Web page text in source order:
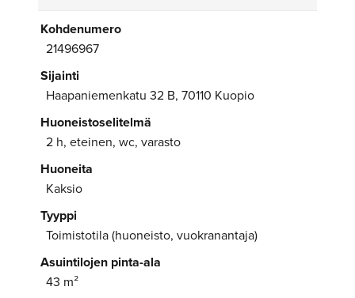
Kohdenumero
21496967
Sijainti
Haapaniemenkatu 32 B, 70110 Kuopio
Huoneistoselitelmä
2 h, eteinen, wc, varasto
Huoneita
Kaksio
Tyyppi
Toimistotila (huoneisto, vuokranantaja)
Asuintilojen pinta-ala
43 m²